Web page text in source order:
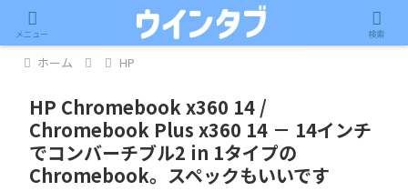
記事内に広告が含まれています。
ホーム HP
HP Chromebook x360 14 /
Chromebook Plus x360 14 － 14インチ
でコンバーチブル2 in 1タイプの
Chromebook。スペックもいいです
メニュー 検索